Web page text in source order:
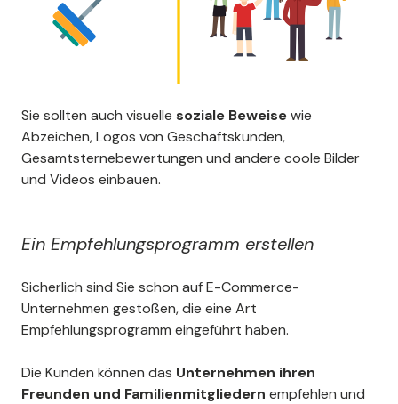
Sie sollten auch visuelle soziale Beweisewie
Abzeichen, Logos von Geschäftskunden,
Gesamtsternebewertungen und andere coole Bilder
und Videos einbauen.
Ein Empfehlungsprogramm erstellen
Sicherlich sind Sie schon auf E-Commerce-
Unternehmen gestoßen, die eine Art
Empfehlungsprogramm eingeführt haben.
Die Kunden können das Unternehmen ihren
Freunden und Familienmitgliedern empfehlen und